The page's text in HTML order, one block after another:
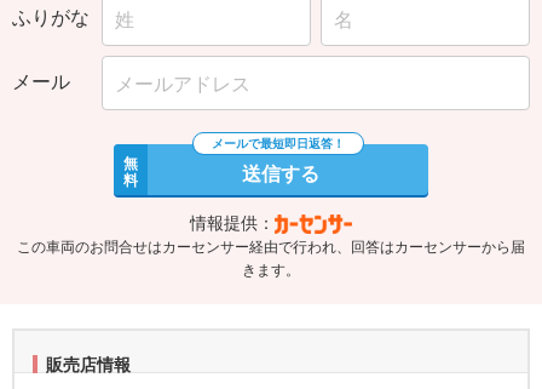
ふりがな
メール
無
料 送信する
情報提供：
この車両のお問合せはカーセンサー経由で行われ、回答はカーセンサーから届
きます。
販売店情報